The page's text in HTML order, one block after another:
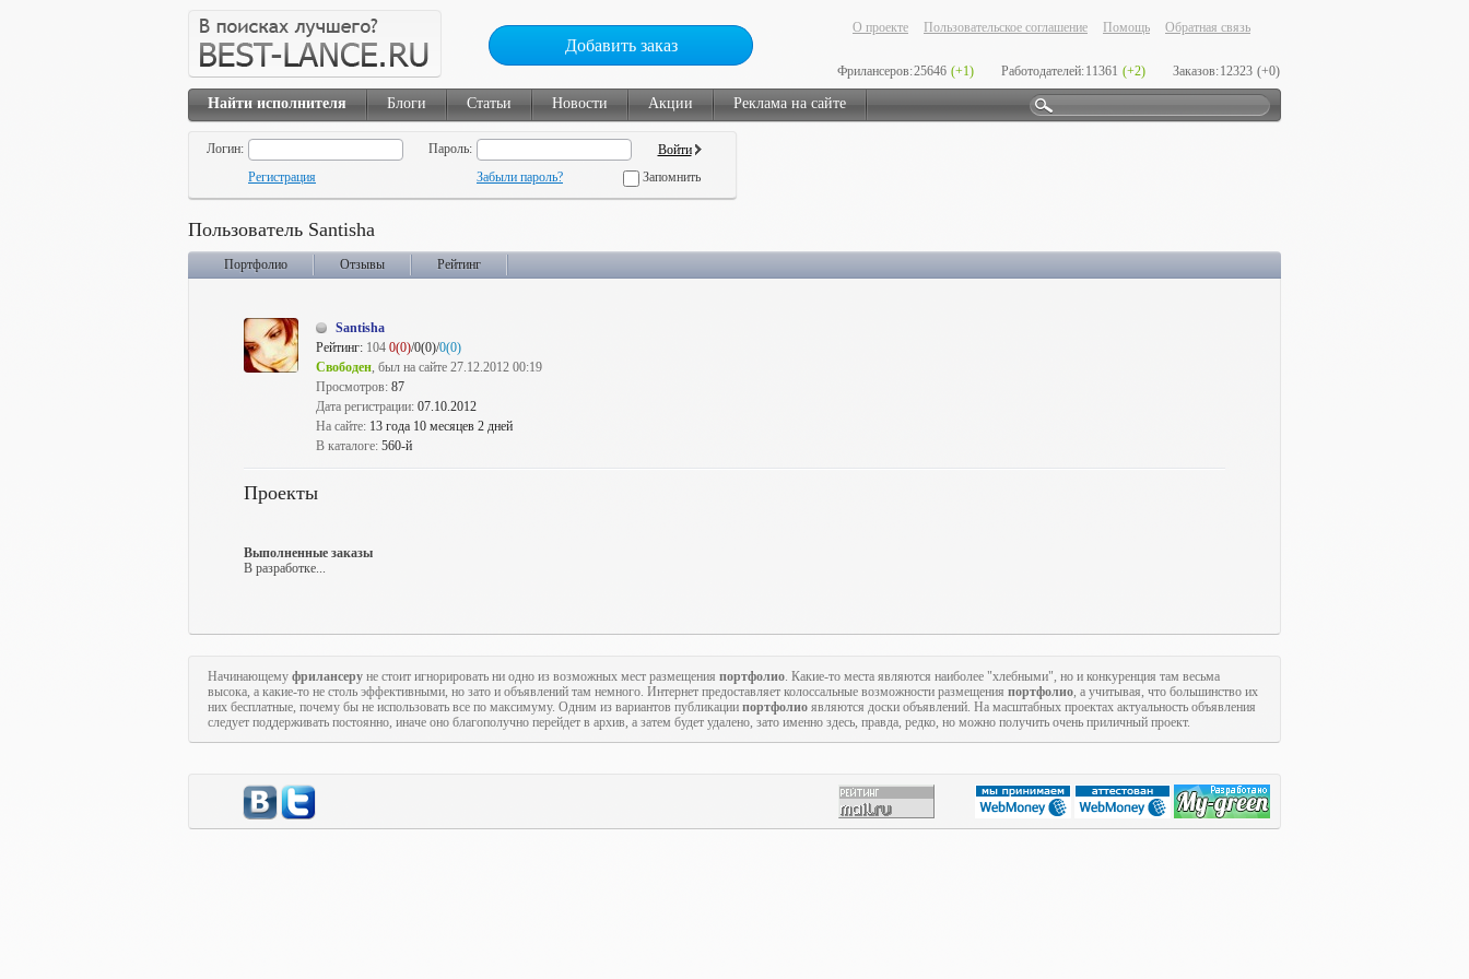
Добавить заказ
О проекте Пользовательское соглашение Помощь Обратная связь
Фрилансеров:25646 (+1) Работодателей:11361 (+2) Заказов:12323 (+0)
Найти исполнителя Блоги Статьи Новости Акции Реклама на сайте
Логин:
Пароль:
Регистрация
Забыли пароль? Запомнить
Пользователь Santisha
Портфолио Отзывы Рейтинг
Santisha
Рейтинг: 104 0(0)/0(0)/0(0)
Свободен, был на сайте 27.12.2012 00:19
Просмотров: 87
Дата регистрации: 07.10.2012
На сайте: 13 года 10 месяцев 2 дней
В каталоге: 560-й
Проекты
Выполненные заказы
В разработке...
Начинающему фрилансеру не стоит игнорировать ни одно из возможных мест размещения портфолио. Какие-то места являются наиболее "хлебными", но и конкуренция там весьма
высока, а какие-то не столь эффективными, но зато и объявлений там немного. Интернет предоставляет колоссальные возможности размещения портфолио, а учитывая, что большинство их
них бесплатные, почему бы не использовать все по максимуму. Одним из вариантов публикации портфолио являются доски объявлений. На масштабных проектах актуальность объявления
следует поддерживать постоянно, иначе оно благополучно перейдет в архив, а затем будет удалено, зато именно здесь, правда, редко, но можно получить очень приличный проект.